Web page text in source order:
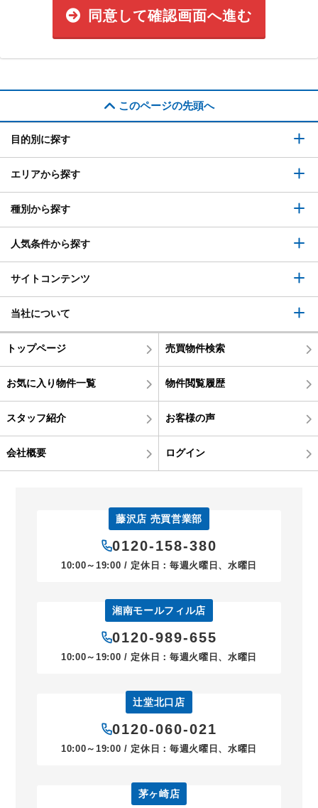
同意して確認画面へ進む
このページの先頭へ
目的別に探す
エリアから探す
種別から探す
人気条件から探す
サイトコンテンツ
当社について
トップページ 売買物件検索
お気に入り物件一覧 物件閲覧履歴
スタッフ紹介 お客様の声
会社概要 ログイン
藤沢店 売買営業部
0120-158-380
10:00～19:00 / 定休日：毎週火曜日、水曜日
湘南モールフィル店
0120-989-655
10:00～19:00 / 定休日：毎週火曜日、水曜日
辻堂北口店
0120-060-021
10:00～19:00 / 定休日：毎週火曜日、水曜日
茅ヶ崎店